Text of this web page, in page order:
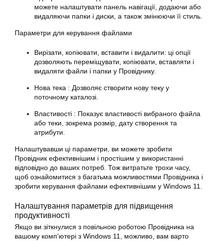
можете налаштувати панель навігації, додаючи або
видаляючи папки і диски, а також змінюючи її стиль.
Параметри для керування файлами
Вирізати, копіювати, вставити і видалити: ці опції
дозволяють переміщувати, копіювати, вставляти і
видаляти файли і папки у Провіднику.
Нова тека : Дозволяє створити нову теку у
поточному каталозі.
Властивості : Показує властивості вибраного файла
або теки, зокрема розмір, дату створення та
атрибути.
Налаштувавши ці параметри, ви можете зробити
Провідник ефективнішим і простішим у використанні
відповідно до ваших потреб. Тож витратьте трохи часу,
щоб ознайомитися з багатьма можливостями Провідника і
зробити керування файлами ефективнішим у Windows 11.
Налаштування параметрів для підвищення
продуктивності
Якщо ви зіткнулися з повільною роботою Провідника на
вашому комп’ютері з Windows 11, можливо, вам варто